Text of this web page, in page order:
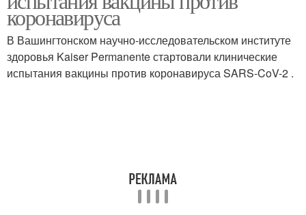
коронавируса
В Вашингтонском научно-исследовательском институте
здоровья Kaiser Permanente стартовали клинические
испытания вакцины против коронавируса SARS-CoV-2 .